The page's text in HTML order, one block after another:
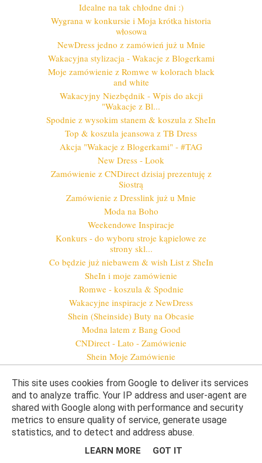
Idealne na tak chłodne dni :)
Wygrana w konkursie i Moja krótka historia
włosowa
NewDress jedno z zamówień już u Mnie
Wakacyjna stylizacja - Wakacje z Blogerkami
Moje zamówienie z Romwe w kolorach black
and white
Wakacyjny Niezbędnik - Wpis do akcji
"Wakacje z Bl...
Spodnie z wysokim stanem & koszula z SheIn
Top & koszula jeansowa z TB Dress
Akcja "Wakacje z Blogerkami" - #TAG
New Dress - Look
Zamówienie z CNDirect dzisiaj prezentuję z
Siostrą
Zamówienie z Dresslink już u Mnie
Moda na Boho
Weekendowe Inspiracje
Konkurs - do wyboru stroje kąpielowe ze
strony skl...
Co będzie już niebawem & wish List z SheIn
SheIn i moje zamówienie
Romwe - koszula & Spodnie
Wakacyjne inspiracje z NewDress
Shein (Sheinside) Buty na Obcasie
Modna latem z Bang Good
CNDirect - Lato - Zamówienie
Shein Moje Zamówienie
►May(24)
►April(24)
► March(19)
►February(11)
►2014 (37)
This site uses cookies from Google to deliver its services
and to analyze traffic. Your IP address and user-agent are
shared with Google along with performance and security
metrics to ensure quality of service, generate usage
statistics, and to detect and address abuse.
LEARN MORE GOT IT